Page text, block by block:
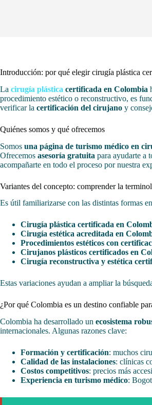
Introducción: por qué elegir cirugía plástica
La cirugía plástica certificada en Colombia
procedimiento estético o reconstructivo, es
verificar la certificación del cirujano y
Quiénes somos y qué ofrecemos
Somos una página de turismo médico en
Ofrecemos asesoría gratuita para ayudarte a
acompañarte en todo el proceso por nuestra
Variantes del concepto: comprender la
Es útil familiarizarse con las distintas formas
Cirugía plástica certificada en
Cirugía estética acreditada en
Procedimientos estéticos con
Cirujanos plásticos certificados en
Cirugía reconstructiva y estética
Estas variaciones ayudan a ampliar la
¿Por qué Colombia es un destino confiable
Colombia ha desarrollado un ecosistema
internacionales. Algunas razones clave:
Formación y certificación: muchos
Calidad de las instalaciones: clínicas
Costos competitivos: precios más
Experiencia en turismo médico: